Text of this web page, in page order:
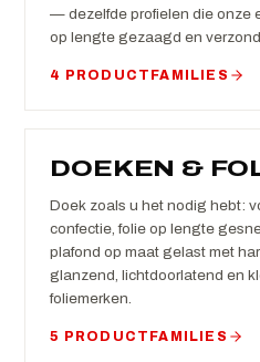
— dezelfde profielen die onze
op lengte gezaagd en
4 PRODUCTFAMILIES
DOEKEN &
Doek zoals u het nodig hebt:
confectie, folie op lengte
plafond op maat gelast met
glanzend, lichtdoorlatend en
foliemerken.
5 PRODUCTFAMILIES